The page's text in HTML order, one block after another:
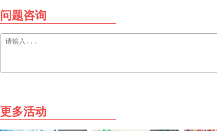
问题咨询
更多活动